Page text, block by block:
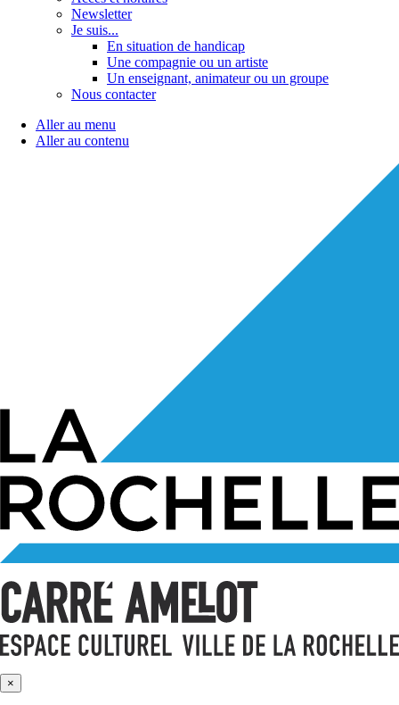
Newsletter
Je suis...
En situation de handicap
Une compagnie ou un artiste
Un enseignant, animateur ou un groupe
Nous contacter
Aller au menu
Aller au contenu
×